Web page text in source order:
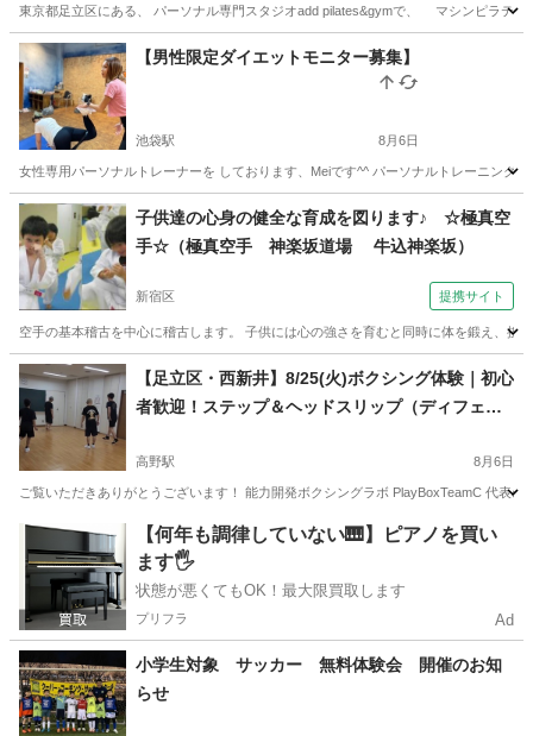
東京都足立区にある、 パーソナル専門スタジオadd pilates&gymで、 マシンピラテ
東京 足立区 五反野駅 その他 パーソナル
【男性限定ダイエットモニター募集】
池袋駅 8月6日
女性専用パーソナルトレーナーを しております、Meiです^^ パーソナルトレーニング
東京 豊島区 池袋駅 スポーツ 男性向け
子供達の心身の健全な育成を図ります♪ ☆極真空
手☆（極真空手 神楽坂道場 牛込神楽坂）
新宿区 提携サイト
空手の基本稽古を中心に稽古します。 子供には心の強さを育むと同時に体を鍛え、
東京 新宿区 空手/他格闘技
【足立区・西新井】8/25(火)ボクシング体験｜初心
者歓迎！ステップ＆ヘッドスリップ（ディフェン
高野駅 8月6日
ご覧いただきありがとうございます！ 能力開発ボクシングラボ PlayBoxTeamC 代表
東京 足立区 高野駅 空手/他格闘技 ディフェンス
【何年も調律していない🎹】ピアノを買い
ます🖐️
状態が悪くてもOK！最大限買取します
プリフラ Ad
小学生対象 サッカー 無料体験会 開催のお知
らせ